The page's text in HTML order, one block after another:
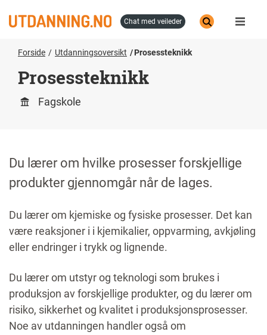
til
chat med veileder
Forside Utdanningsoversikt Prosessteknikk
Prosessteknikk
Fagskole
Du lærer om hvilke prosesser forskjellige
produkter gjennomgår når de lages.
Du lærer om kjemiske og fysiske prosesser. Det kan
være reaksjoner i i kjemikalier, oppvarming, avkjøling
eller endringer i trykk og lignende.
Du lærer om utstyr og teknologi som brukes i
produksjon av forskjellige produkter, og du lærer om
risiko, sikkerhet og kvalitet i produksjonsprosesser.
Noe av utdanningen handler også om